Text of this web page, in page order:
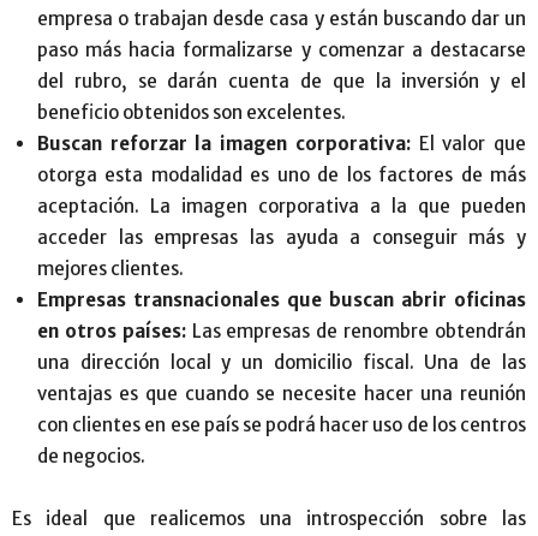
empresa o trabajan desde casa y están buscando dar un
paso más hacia formalizarse y comenzar a destacarse
del rubro, se darán cuenta de que la inversión y el
beneficio obtenidos son excelentes.
Buscan reforzar la imagen corporativa:El valor que
otorga esta modalidad es uno de los factores de más
aceptación. La imagen corporativa a la que pueden
acceder las empresas las ayuda a conseguir más y
mejores clientes.
Empresas transnacionales que buscan abrir oficinas
en otros países:Las empresas de renombre obtendrán
una dirección local y un domicilio fiscal. Una de las
ventajas es que cuando se necesite hacer una reunión
con clientes en ese país se podrá hacer uso de los centros
de negocios.
Es ideal que realicemos una introspección sobre las